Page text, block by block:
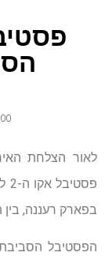
לאור הצלחת
בפארק רעננה, בין השעות
הפסטיבל